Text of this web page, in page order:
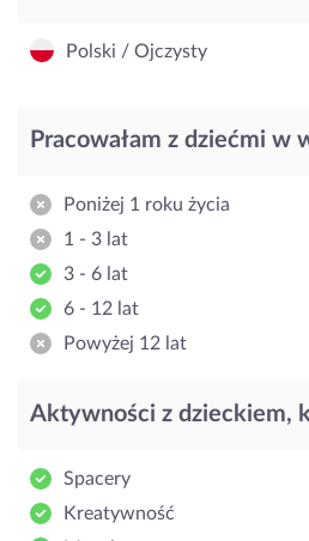
Polski / Ojczysty
Pracowałam z dziećmi w
Poniżej 1 roku życia
1 - 3 lat
3 - 6 lat
6 - 12 lat
Powyżej 12 lat
Aktywności z dzieckiem,
Spacery
Kreatywność